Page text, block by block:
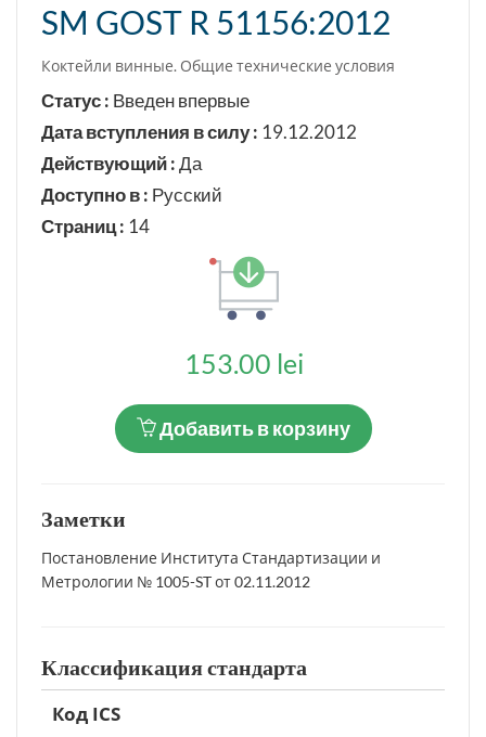
SM GOST R 51156:2012
Коктейли винные. Общие технические условия
Статус : Введен впервые
Дата вступления в силу : 19.12.2012
Действующий :Да
Доступно в : Русский
Страниц : 14
153.00 lei
Добавить в корзину
Заметки
Постановление Института Стандартизации и
Метрологии № 1005-ST от 02.11.2012
Классификация стандарта
Код ICS